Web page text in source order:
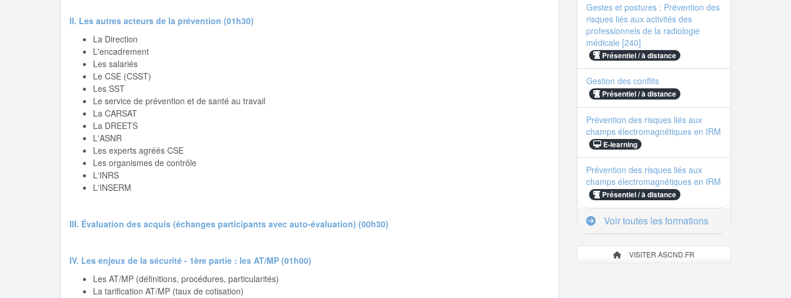
II. Les autres acteurs de la prévention (01h30)
La Direction
L'encadrement
Les salariés
Le CSE (CSST)
Les SST
Le service de prévention et de santé au travail
La CARSAT
La DREETS
L'ASNR
Les experts agréés CSE
Les organismes de contrôle
L'INRS
L'INSERM
III. Évaluation des acquis (échanges participants avec auto-évaluation) (00h30)
IV. Les enjeux de la sécurité - 1ère partie : les AT/MP (01h00)
Les AT/MP (définitions, procédures, particularités)
La tarification AT/MP (taux de cotisation)
Gestes et postures : Prévention des
risques liés aux activités des
professionnels de la radiologie
médicale [240]
Présentiel / à distance
Gestion des conflits
Présentiel / à distance
Prévention des risques liés aux
champs électromagnétiques en IRM
E-learning
Prévention des risques liés aux
champs électromagnétiques en IRM
Présentiel / à distance
Voir toutes les formations
VISITER ASCND.FR